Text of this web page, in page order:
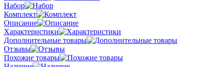
Набор
Комплект
Описание
Характеристики
Дополнительные товары
Отзывы
Похожие товары